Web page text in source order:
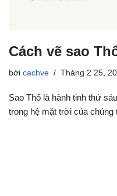
Cách vẽ sao
bởi cachve Tháng 2 25,
Sao Thổ là hành tinh thứ
trong hệ mặt trời của